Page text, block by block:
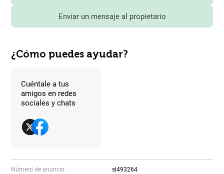
Enviar un mensaje al propietario
¿Cómo puedes ayudar?
Cuéntale a tus
amigos en redes
sociales y chats
Número de anuncio sl493264